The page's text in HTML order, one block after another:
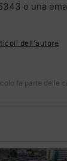
e una
dell'autore
fa parte delle